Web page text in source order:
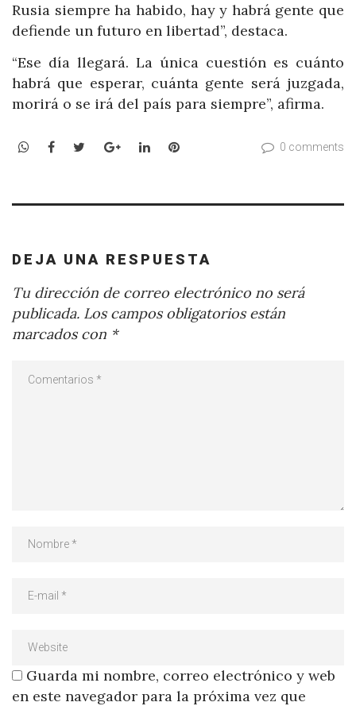
Rusia siempre ha habido, hay y habrá gente que
defiende un futuro en libertad”, destaca.
“Ese día llegará. La única cuestión es cuánto
habrá que esperar, cuánta gente será juzgada,
morirá o se irá del país para siempre”, afirma.
WhatsApp
Facebook
TwitterGoogle+LinkedInPinterest 0 comments
DEJA UNA RESPUESTA
Tu dirección de correo electrónico no será
publicada. Los campos obligatorios están
marcados con *
Guarda mi nombre, correo electrónico y web
en este navegador para la próxima vez que